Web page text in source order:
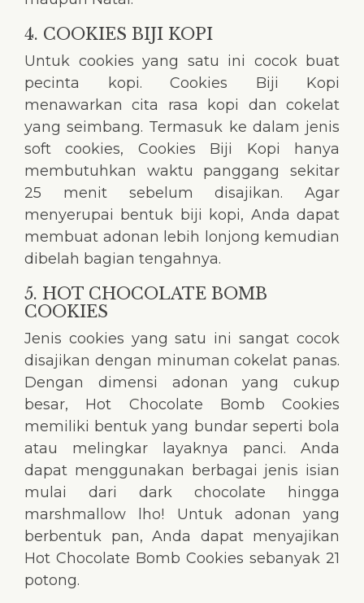
4. COOKIES BIJI KOPI
Untuk cookies yang satu ini cocok buat
pecinta kopi. Cookies Biji Kopi
menawarkan cita rasa kopi dan cokelat
yang seimbang. Termasuk ke dalam jenis
soft cookies, Cookies Biji Kopi hanya
membutuhkan waktu panggang sekitar
25 menit sebelum disajikan. Agar
menyerupai bentuk biji kopi, Anda dapat
membuat adonan lebih lonjong kemudian
dibelah bagian tengahnya.
5. HOT CHOCOLATE BOMB
COOKIES
Jenis cookies yang satu ini sangat cocok
disajikan dengan minuman cokelat panas.
Dengan dimensi adonan yang cukup
besar, Hot Chocolate Bomb Cookies
memiliki bentuk yang bundar seperti bola
atau melingkar layaknya panci. Anda
dapat menggunakan berbagai jenis isian
mulai dari dark chocolate hingga
marshmallow lho! Untuk adonan yang
berbentuk pan, Anda dapat menyajikan
Hot Chocolate Bomb Cookies sebanyak 21
potong.